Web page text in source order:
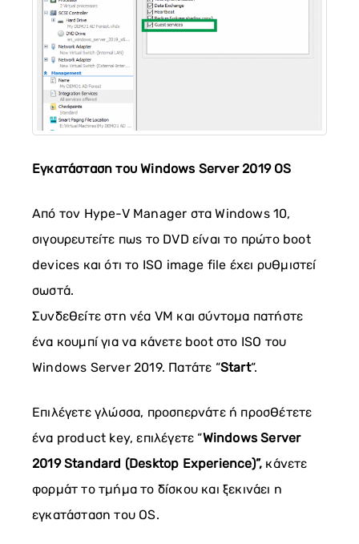
Εγκατάσταση του Windows Server 2019 OS
Από τον Hype-V Manager στα Windows 10,
σιγουρευτείτε πως το DVD είναι το πρώτο boot
devices και ότι το ISO image file έχει ρυθμιστεί
σωστά.
Συνδεθείτε στη νέα VM και σύντομα πατήστε
ένα κουμπί για να κάνετε boot στο ISO του
Windows Server 2019. Πατάτε “Start“.
Επιλέγετε γλώσσα, προσπερνάτε ή προσθέτετε
ένα product key, επιλέγετε “Windows Server
2019 Standard (Desktop Experience)”, κάνετε
φορμάτ το τμήμα το δίσκου και ξεκινάει η
εγκατάσταση του OS.